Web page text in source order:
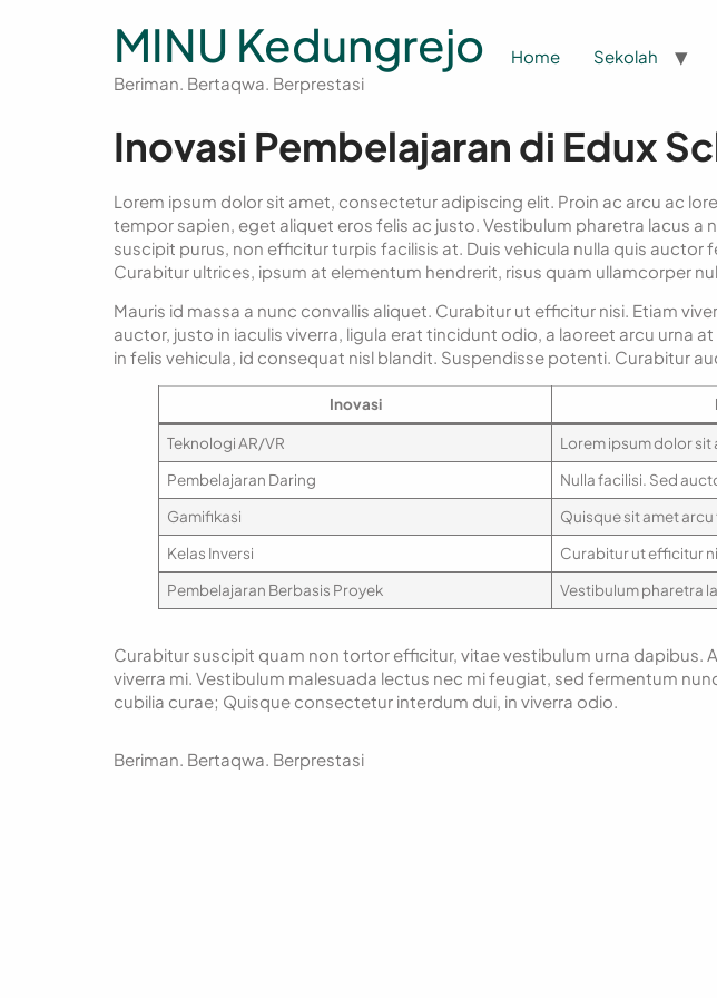
MINU Kedungrejo
Beriman. Bertaqwa. Berprestasi
Home Sekolah
Inovasi Pembelajaran di Edux
Lorem ipsum dolor sit amet, consectetur adipiscing elit. Proin ac arcu ac
tempor sapien, eget aliquet eros felis ac justo. Vestibulum pharetra lacus a
suscipit purus, non efficitur turpis facilisis at. Duis vehicula nulla quis
Curabitur ultrices, ipsum at elementum hendrerit, risus quam ullamcorper
Mauris id massa a nunc convallis aliquet. Curabitur ut efficitur nisi. Etiam
auctor, justo in iaculis viverra, ligula erat tincidunt odio, a laoreet arcu urna
in felis vehicula, id consequat nisl blandit. Suspendisse potenti. Curabitur
Inovasi
Teknologi AR/VR Lorem ipsum dolor
Pembelajaran Daring
Nulla facilisi. Sed
Gamifikasi
Quisque sit amet arcu
Kelas Inversi
Curabitur ut efficitur
Pembelajaran Berbasis Proyek
Vestibulum pharetra
Curabitur suscipit quam non tortor efficitur, vitae vestibulum urna dapibus.
viverra mi. Vestibulum malesuada lectus nec mi feugiat, sed fermentum
cubilia curae; Quisque consectetur interdum dui, in viverra odio.
Beriman. Bertaqwa. Berprestasi